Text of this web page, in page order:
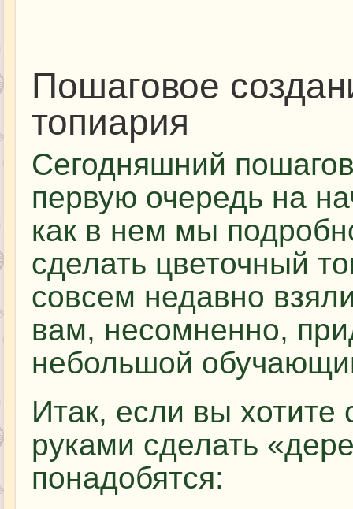
Пошаговое
топиария
Сегодняшний
первую очередь на
как в нем мы
сделать цветочный
совсем недавно
вам, несомненно,
небольшой
Итак, если вы хотите
руками сделать
понадобятся: